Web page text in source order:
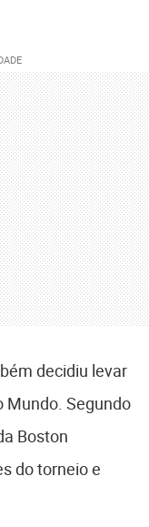
decidiu levar
Mundo. Segundo
Boston
do torneio e